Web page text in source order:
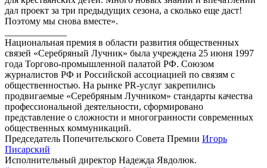
дал проект за три предыдущих сезона, а сколько еще даст!
Поэтому мы снова вместе».
Национальная премия в области развития общественных
связей «Серебряный Лучник» была учреждена 25 июня 1997
года Торгово-промышленной палатой РФ. Союзом
журналистов РФ и Российской ассоциацией по связям с
общественностью. На рынке PR-услуг закрепились
продвигаемые «Серебряным Лучником» стандарты качества
профессиональной деятельности, сформировано
представление о сложности и многогранности современных
общественных коммуникаций.
Председатель Попечительского Совета Премии Игорь
Писарский
Исполнительный директор Надежда Явдолюк.